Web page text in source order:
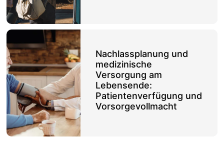
Nachlassplanung und
medizinische
Versorgung am
Lebensende:
Patientenverfügung und
Vorsorgevollmacht